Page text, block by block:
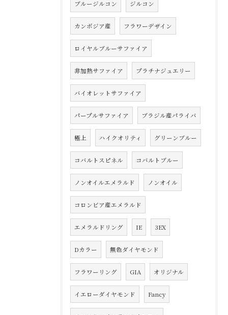
ブルージルコン ジルコン
カンボジア産 フラワーデザイン
ロイヤルブルーサファイア
非加熱サファイア プラチナジュエリー
バイオレットサファイア
パープルサファイア ブラジル産パライバ
極上 ハイクオリティ グリーンブルー
コバルトスピネル コバルトブルー
ノンオイルエメラルド ノンオイル
コロンビア産エメラルド
エメラルドリング IE 3EX
Dカラー 無色ダイヤモンド
フラワーリング GIA オリジナル
イエローダイヤモンド Fancy